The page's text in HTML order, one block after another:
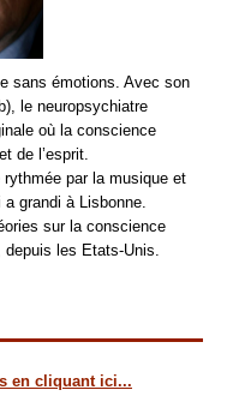
sans émotions. Avec son
le neuropsychiatre
où la conscience
de l’esprit.
rythmée par la musique et
grandi à Lisbonne.
sur la conscience
depuis les Etats-Unis.
en cliquant ici...